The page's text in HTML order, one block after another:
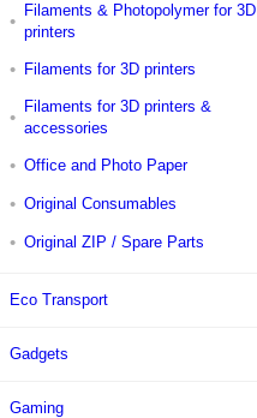
Filaments & Photopolymer for 3D
printers
Filaments for 3D printers
Filaments for 3D printers &
accessories
Office and Photo Paper
Original Consumables
Original ZIP / Spare Parts
Eco Transport
Gadgets
Gaming